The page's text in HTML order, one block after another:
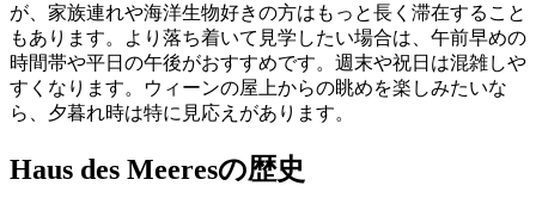
が、家族連れや海洋生物好きの方はもっと長く滞在すること
もあります。より落ち着いて見学したい場合は、午前早めの
時間帯や平日の午後がおすすめです。週末や祝日は混雑しや
すくなります。ウィーンの屋上からの眺めを楽しみたいな
ら、夕暮れ時は特に見応えがあります。
Haus des Meeresの歴史